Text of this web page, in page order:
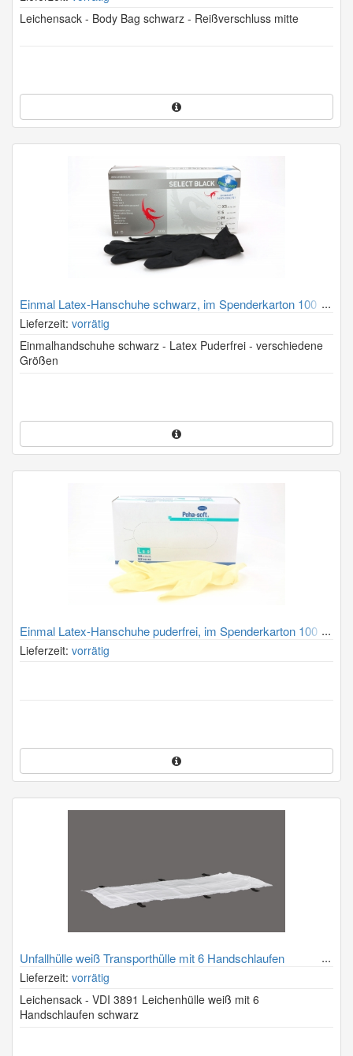
Leichensack - Body Bag schwarz - Reißverschluss mitte
Einmal Latex-Hanschuhe schwarz, im Spenderkarton 100
Stück
Lieferzeit: vorrätig
Einmalhandschuhe schwarz - Latex Puderfrei - verschiedene
Größen
Einmal Latex-Hanschuhe puderfrei, im Spenderkarton 100
Stück
Lieferzeit: vorrätig
Unfallhülle weiß Transporthülle mit 6 Handschlaufen
Lieferzeit: vorrätig
Leichensack - VDI 3891 Leichenhülle weiß mit 6
Handschlaufen schwarz